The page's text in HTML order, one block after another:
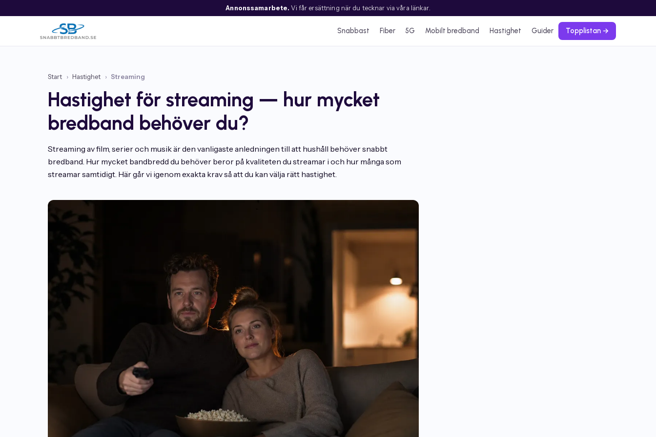
Annonssamarbete. Vi får ersättning när du tecknar via våra länkar.
Snabbast Fiber 5G Mobilt bredband Hastighet Guider Topplistan →
Start › Hastighet › Streaming
Hastighet för streaming — hur mycket
bredband behöver du?
Streaming av film, serier och musik är den vanligaste anledningen till att hushåll behöver snabbt
bredband. Hur mycket bandbredd du behöver beror på kvaliteten du streamar i och hur många som
streamar samtidigt. Här går vi igenom exakta krav så att du kan välja rätt hastighet.